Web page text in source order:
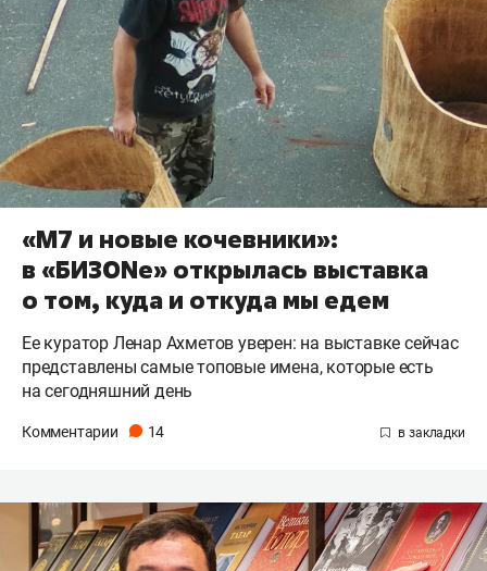
«М7 и новые кочевники»:
в «БИЗОNе» открылась выставка
о том, куда и откуда мы едем
Ее куратор Ленар Ахметов уверен: на выставке сейчас
представлены самые топовые имена, которые есть
на сегодняшний день
Комментарии 14